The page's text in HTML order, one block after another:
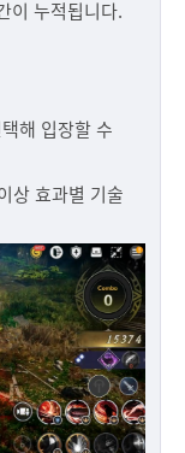
이 누적됩니다.
해 입장할 수
상 효과별 기술